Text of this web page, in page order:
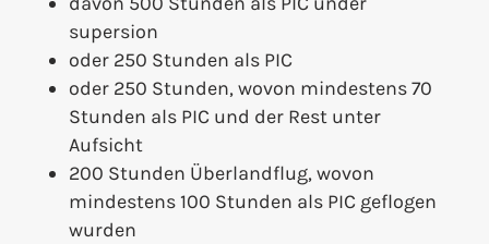
supersion
oder 250 Stunden als PIC
oder 250 Stunden, wovon mindestens 70
Stunden als PIC und der Rest unter
Aufsicht
200 Stunden Überlandflug, wovon
mindestens 100 Stunden als PIC geflogen
wurden